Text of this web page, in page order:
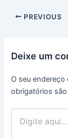
PREVIOUS
Deixe um
O seu
obrigatórios
aqui...